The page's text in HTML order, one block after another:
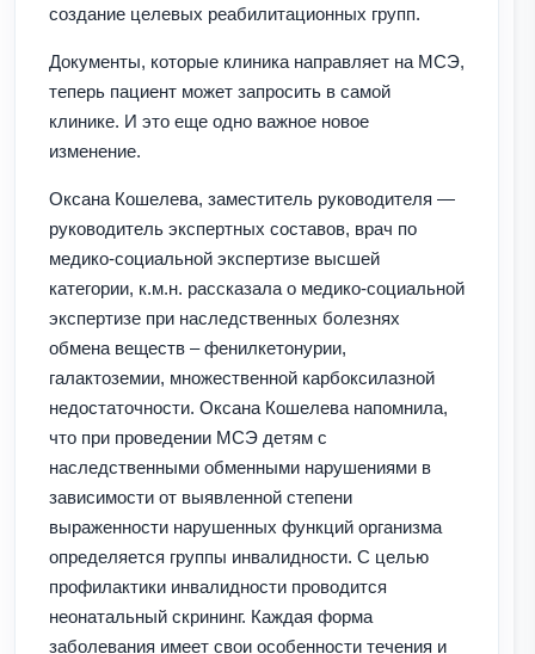
создание целевых реабилитационных групп.
Документы, которые клиника направляет на МСЭ,
теперь пациент может запросить в самой
клинике. И это еще одно важное новое
изменение.
Оксана Кошелева, заместитель руководителя —
руководитель экспертных составов, врач по
медико-социальной экспертизе высшей
категории, к.м.н. рассказала о медико-социальной
экспертизе при наследственных болезнях
обмена веществ – фенилкетонурии,
галактоземии, множественной карбоксилазной
недостаточности. Оксана Кошелева напомнила,
что при проведении МСЭ детям с
наследственными обменными нарушениями в
зависимости от выявленной степени
выраженности нарушенных функций организма
определяется группы инвалидности. С целью
профилактики инвалидности проводится
неонатальный скрининг. Каждая форма
заболевания имеет свои особенности течения и